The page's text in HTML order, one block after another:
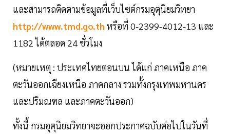
และสามารถติดตามข้อมูลที่เว็บไซต์กรมอุตุนิยมวิทยา
http://www.tmd.go.th หรือที่ 0-2399-4012-13 และ
1182 ได้ตลอด 24 ชั่วโมง
(หมายเหตุ : ประเทศไทยตอนบน ได้แก่ ภาคเหนือ ภาค
ตะวันออกเฉียงเหนือ ภาคกลาง รวมทั้งกรุงเทพมหานคร
และปริมณฑล และภาคตะวันออก)
ทั้งนี้ กรมอุตุนิยมวิทยาจะออกประกาศฉบับต่อไปในวันที่